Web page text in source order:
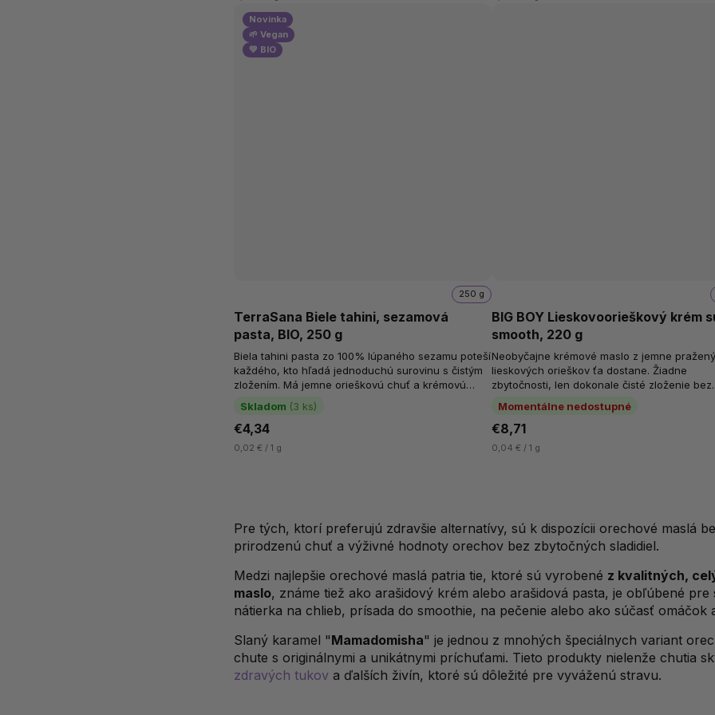
Novinka
🌱 Vegan
💚 BIO
TerraSana Biele tahini, sezamová
pasta, BIO, 250 g
Skladom (3 ks)
250 g
€4,34
0,02 € / 1 g
Biela tahini pasta zo 100% lúpaného sezamu poteší
každého, kto hľadá jednoduchú surovinu s čistým
zložením. Má jemne orieškovú chuť a krémovú
konzistenciu, vďaka ktorej sa...
BIG BOY Lieskovoorieškový krém
smooth, 220 g
Momentálne nedostupné
€8,71
0,04 € / 1 g
Neobyčajne krémové maslo z jemne
lieskových orieškov ťa dostane. Žiadne
zbytočnosti, len dokonale čisté zloženie bez
Pre tých, ktorí preferujú zdravšie alternatívy, sú k dispozícii orechové maslá
prirodzenú chuť a výživné hodnoty orechov bez zbytočných sladidiel.
Medzi najlepšie orechové maslá patria tie, ktoré sú vyrobené z kvalitných,
maslo, známe tiež ako arašidový krém alebo arašidová pasta, je obľúbené
nátierka na chlieb, prísada do smoothie, na pečenie alebo ako súčasť omáčok
Slaný karamel "Mamadomisha" je jednou z mnohých špeciálnych variant
chute s originálnymi a unikátnymi príchuťami. Tieto produkty nielenže chutia
zdravých tukova ďalších živín, ktoré sú dôležité pre vyváženú stravu.